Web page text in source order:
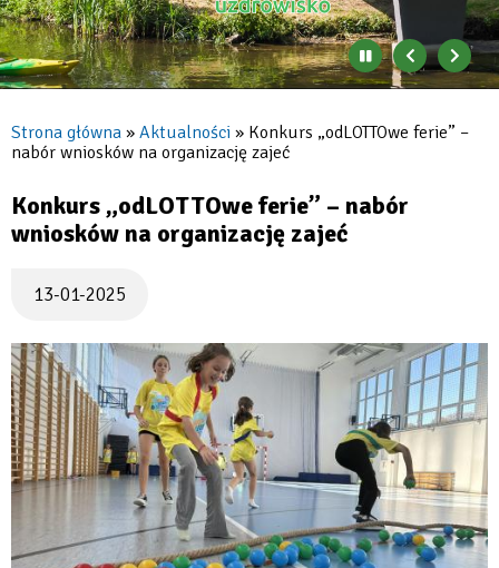
Zatrzymaj
automatyczne
się
banerów
Poprzedni
bannerbaner
Ścieżka
Strona główna Aktualności
Konkurs „odLOTTOwe ferie” –
nabór wniosków na organizację zajeć
Konkurs „odLOTTOwe ferie” – nabór
wniosków na organizację zajeć
13-01-2025